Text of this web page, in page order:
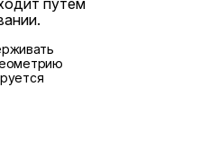
путем